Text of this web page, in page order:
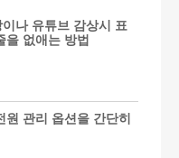
나 유튜브 감상시 표
을 없애는 방법
원 관리 옵션을 간단히